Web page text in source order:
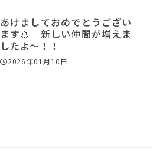
あけましておめでとうござい
ます🎍 新しい仲間が増えま
したよ～！！
2026年01月10日